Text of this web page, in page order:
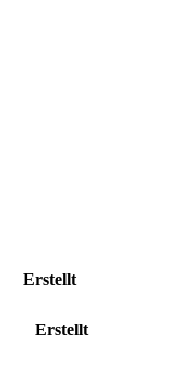
Erstellt
Erstellt